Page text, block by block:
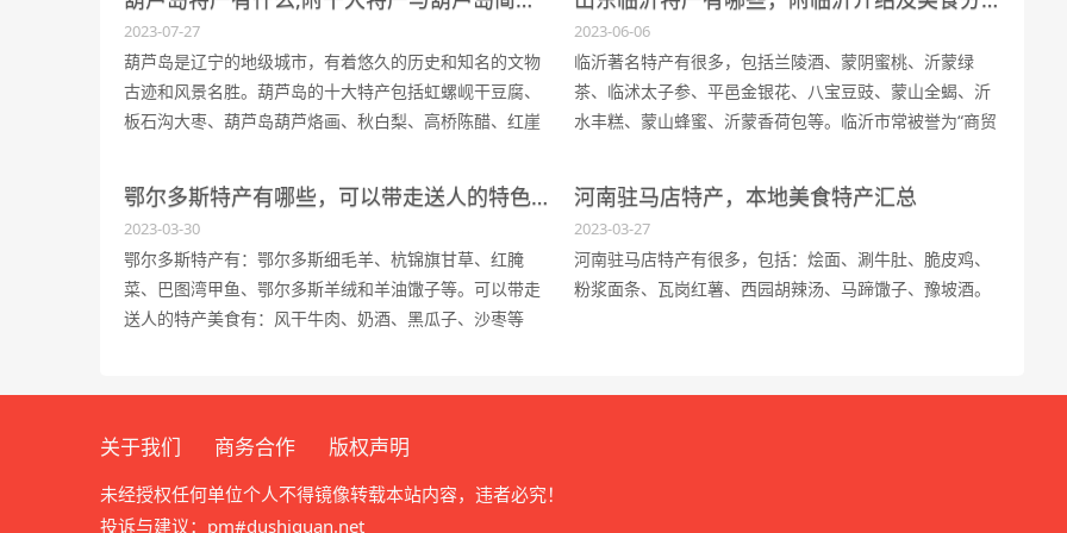
哈尔还有丰富的名胜古迹，如大乘寺、卜奎清真寺等。
2023-07-27
葫芦岛是辽宁的地级城市，有着悠久的历史和知名的文物
古迹和风景名胜。葫芦岛的十大特产包括虹螺岘干豆腐、
板石沟大枣、葫芦岛葫芦烙画、秋白梨、高桥陈醋、红崖
桃。葫芦岛位于辽宁葫芦岛市连山区马杖房火车站东偏北
4.4公里，锦州湾南部。
2023-06-06
临沂著名特产有很多，包括兰陵酒、蒙阴蜜桃、沂蒙绿
茶、临沭太子参、平邑金银花、八宝豆豉、蒙山全蝎、沂
水丰糕、蒙山蜂蜜、沂蒙香荷包等。临沂市常被誉为“商贸
心和商贸批发中心之一。
鄂尔多斯特产有哪些，可以带走送人的特色美食产品
2023-03-30
鄂尔多斯特产有：鄂尔多斯细毛羊、杭锦旗甘草、红腌
菜、巴图湾甲鱼、鄂尔多斯羊绒和羊油馓子等。可以带走
送人的特产美食有：风干牛肉、奶酒、黑瓜子、沙枣等
河南驻马店特产，本地美食特产汇总
2023-03-27
河南驻马店特产有很多，包括：烩面、涮牛肚、脆皮鸡、
粉浆面条、瓦岗红薯、西园胡辣汤、马蹄馓子、豫坡酒。
关于我们 商务合作 版权声明
未经授权任何单位个人不得镜像转载本站内容，违者必究！
投诉与建议：pm#dushiquan.net